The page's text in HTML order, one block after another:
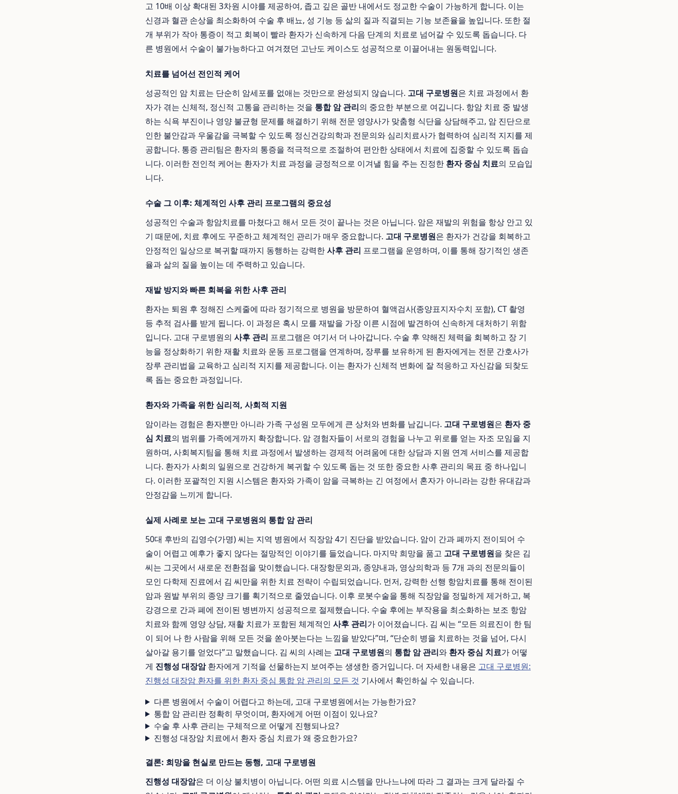
고 10배 이상 확대된 3차원 시야를 제공하여, 좁고 깊은 골반 내에서도 정교한 수술이 가능하게 합니다. 이는
신경과 혈관 손상을 최소화하여 수술 후 배뇨, 성 기능 등 삶의 질과 직결되는 기능 보존율을 높입니다. 또한 절
개 부위가 작아 통증이 적고 회복이 빨라 환자가 신속하게 다음 단계의 치료로 넘어갈 수 있도록 돕습니다. 다
른 병원에서 수술이 불가능하다고 여겨졌던 고난도 케이스도 성공적으로 이끌어내는 원동력입니다.
치료를 넘어선 전인적 케어
성공적인 암 치료는 단순히 암세포를 없애는 것만으로 완성되지 않습니다. 고대 구로병원은 치료 과정에서 환
자가 겪는 신체적, 정신적 고통을 관리하는 것을 통합 암 관리의 중요한 부분으로 여깁니다. 항암 치료 중 발생
하는 식욕 부진이나 영양 불균형 문제를 해결하기 위해 전문 영양사가 맞춤형 식단을 상담해주고, 암 진단으로
인한 불안감과 우울감을 극복할 수 있도록 정신건강의학과 전문의와 심리치료사가 협력하여 심리적 지지를 제
공합니다. 통증 관리팀은 환자의 통증을 적극적으로 조절하여 편안한 상태에서 치료에 집중할 수 있도록 돕습
니다. 이러한 전인적 케어는 환자가 치료 과정을 긍정적으로 이겨낼 힘을 주는 진정한 환자 중심 치료의 모습입
니다.
수술 그 이후: 체계적인 사후 관리 프로그램의 중요성
성공적인 수술과 항암치료를 마쳤다고 해서 모든 것이 끝나는 것은 아닙니다. 암은 재발의 위험을 항상 안고 있
기 때문에, 치료 후에도 꾸준하고 체계적인 관리가 매우 중요합니다. 고대 구로병원은 환자가 건강을 회복하고
안정적인 일상으로 복귀할 때까지 동행하는 강력한사후 관리 프로그램을 운영하며, 이를 통해 장기적인 생존
율과 삶의 질을 높이는 데 주력하고 있습니다.
재발 방지와 빠른 회복을 위한 사후 관리
환자는 퇴원 후 정해진 스케줄에 따라 정기적으로 병원을 방문하여 혈액검사(종양표지자수치 포함), CT 촬영
등 추적 검사를 받게 됩니다. 이 과정은 혹시 모를 재발을 가장 이른 시점에 발견하여 신속하게 대처하기 위함
입니다. 고대 구로병원의 사후 관리 프로그램은 여기서 더 나아갑니다. 수술 후 약해진 체력을 회복하고 장 기
능을 정상화하기 위한 재활 치료와 운동 프로그램을 연계하며, 장루를 보유하게 된 환자에게는 전문 간호사가
장루 관리법을 교육하고 심리적 지지를 제공합니다. 이는 환자가 신체적 변화에 잘 적응하고 자신감을 되찾도
록 돕는 중요한 과정입니다.
환자와 가족을 위한 심리적, 사회적 지원
암이라는 경험은 환자뿐만 아니라 가족 구성원 모두에게 큰 상처와 변화를 남깁니다. 고대 구로병원은 환자 중
심 치료의 범위를 가족에게까지 확장합니다. 암 경험자들이 서로의 경험을 나누고 위로를 얻는 자조 모임을 지
원하며, 사회복지팀을 통해 치료 과정에서 발생하는 경제적 어려움에 대한 상담과 지원 연계 서비스를 제공합
니다. 환자가 사회의 일원으로 건강하게 복귀할 수 있도록 돕는 것 또한 중요한 사후 관리의 목표 중 하나입니
다. 이러한 포괄적인 지원 시스템은 환자와 가족이 암을 극복하는 긴 여정에서 혼자가 아니라는 강한 유대감과
안정감을 느끼게 합니다.
실제 사례로 보는 고대 구로병원의 통합 암 관리
50대 후반의 김영수(가명) 씨는 지역 병원에서 직장암 4기 진단을 받았습니다. 암이 간과 폐까지 전이되어 수
술이 어렵고 예후가 좋지 않다는 절망적인 이야기를 들었습니다. 마지막 희망을 품고 고대 구로병원을 찾은 김
씨는 그곳에서 새로운 전환점을 맞이했습니다. 대장항문외과, 종양내과, 영상의학과 등 7개 과의 전문의들이
모인 다학제 진료에서 김 씨만을 위한 치료 전략이 수립되었습니다. 먼저, 강력한 선행 항암치료를 통해 전이된
암과 원발 부위의 종양 크기를 획기적으로 줄였습니다. 이후 로봇수술을 통해 직장암을 정밀하게 제거하고, 복
강경으로 간과 폐에 전이된 병변까지 성공적으로 절제했습니다. 수술 후에는 부작용을 최소화하는 보조 항암
치료와 함께 영양 상담, 재활 치료가 포함된 체계적인 사후 관리가 이어졌습니다. 김 씨는 “모든 의료진이 한 팀
이 되어 나 한 사람을 위해 모든 것을 쏟아붓는다는 느낌을 받았다”며, “단순히 병을 치료하는 것을 넘어, 다시
살아갈 용기를 얻었다”고 말했습니다. 김 씨의 사례는 고대 구로병원의 통합 암 관리와 환자 중심 치료가 어떻
게 진행성 대장암환자에게 기적을 선물하는지 보여주는 생생한 증거입니다. 더 자세한 내용은 고대 구로병원:
진행성 대장암 환자를 위한 환자 중심 통합 암 관리의 모든 것 기사에서 확인하실 수 있습니다.
다른 병원에서 수술이 어렵다고 하는데, 고대 구로병원에서는 가능한가요?
통합 암 관리란 정확히 무엇이며, 환자에게 어떤 이점이 있나요?
수술 후 사후 관리는 구체적으로 어떻게 진행되나요?
진행성 대장암 치료에서 환자 중심 치료가 왜 중요한가요?
결론: 희망을 현실로 만드는 동행, 고대 구로병원
진행성 대장암은 더 이상 불치병이 아닙니다. 어떤 의료 시스템을 만나느냐에 따라 그 결과는 크게 달라질 수